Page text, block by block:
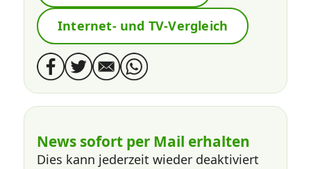
Internet- und TV-Vergleich
News sofort per Mail erhalten
Dies kann jederzeit wieder deaktiviert